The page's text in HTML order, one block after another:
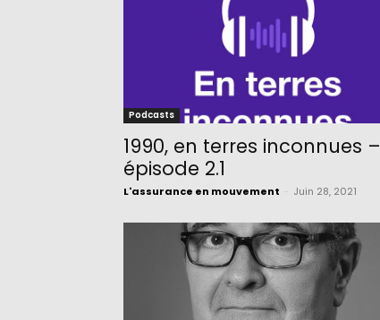
Podcasts
1990, en terres inconnues –
épisode 2.1
L'assurance en mouvement Juin 28, 2021